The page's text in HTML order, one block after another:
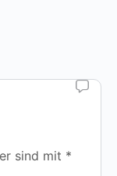
sind mit *